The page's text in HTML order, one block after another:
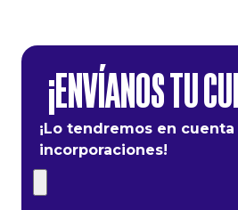
¡ENVÍANOS TU
¡Lo tendremos en
incorporaciones!